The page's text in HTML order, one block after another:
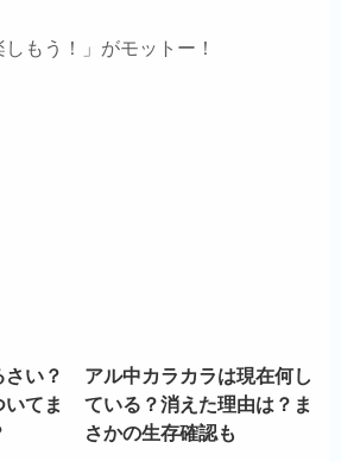
しもう！」がモットー！
い？
てま
アル中カラカラは現在何し
ている？消えた理由は？ま
さかの生存確認も